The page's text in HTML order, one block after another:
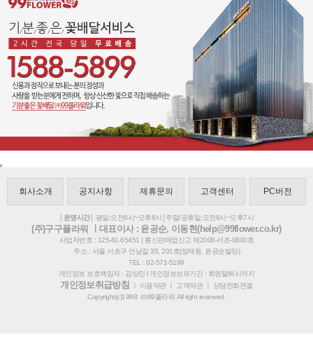
회사소개 공지사항 제휴문의 고객센터 PC버전
│운영시간│ 평일:오전8시~오후8시│주말/공휴일:오전8시~오후7시
(주)구구플라워 ㅣ대표이사 : 윤공순, 이동현(help@99flower.co.kr)
사업자번호 : 125-81-65451 | 통신판매업신고 제2008-서초-0800호
주소 : 서울 서초구 언남길 35, 201호(양재동, 윤공순빌딩)
TEL : 02-571-5199
개인정보 보호책임자 : 김상민 l 개인정보보유기간 : 회원탈퇴시까지
개인정보취급방침 이용약관ㅣ 고객약관ㅣ
상담전화연결
Copyright(c)1998. ㈜99플라워 All right reserved.